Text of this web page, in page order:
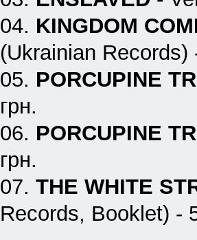
04. KINGDOM
(Ukrainian Records)
05. PORCUPINE
грн.
06. PORCUPINE
грн.
07. THE WHITE
Records, Booklet) -